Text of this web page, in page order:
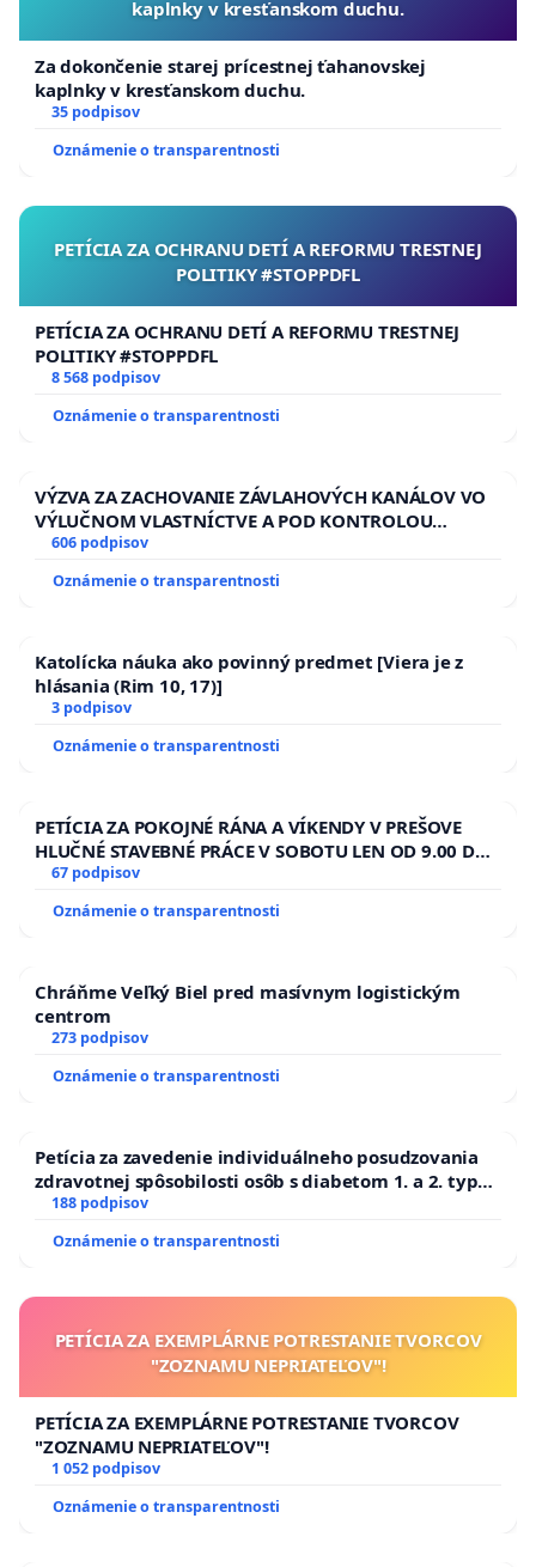
kaplnky v kresťanskom duchu.
Za dokončenie starej prícestnej ťahanovskej
kaplnky v kresťanskom duchu.
35 podpisov
Oznámenie o transparentnosti
PETÍCIA ZA OCHRANU DETÍ A REFORMU TRESTNEJ
POLITIKY #STOPPDFL
PETÍCIA ZA OCHRANU DETÍ A REFORMU TRESTNEJ
POLITIKY #STOPPDFL
8 568 podpisov
Oznámenie o transparentnosti
VÝZVA ZA ZACHOVANIE ZÁVLAHOVÝCH KANÁLOV VO
VÝLUČNOM VLASTNÍCTVE A POD KONTROLOU
SLOVENSKEJ REPUBLIKY & žiadosť na riešenie
zanedbaného stavu závlahových a odvodňovacích
kanálov na Slovensku
606 podpisov
Oznámenie o transparentnosti
Katolícka náuka ako povinný predmet [Viera je z
hlásania (Rim 10, 17)]
3 podpisov
Oznámenie o transparentnosti
PETÍCIA ZA POKOJNÉ RÁNA A VÍKENDY V PREŠOVE
HLUČNÉ STAVEBNÉ PRÁCE V SOBOTU LEN OD 9.00 DO
13.00 HOD., CEZ PRACOVNÝ TÝŽDEŇ CIEĽ 8.00 – 18.00
HOD. A PRAVIDELNÁ KONTROLA STAVBY C-AREA NA
ĎUMBIERSKEJ/MAGU
67 podpisov
Oznámenie o transparentnosti
Chráňme Veľký Biel pred masívnym logistickým
centrom
273 podpisov
Oznámenie o transparentnosti
Petícia za zavedenie individuálneho posudzovania
zdravotnej spôsobilosti osôb s diabetom 1. a 2. typu
pri prijímaní do Policajného zboru SR
188 podpisov
Oznámenie o transparentnosti
PETÍCIA ZA EXEMPLÁRNE POTRESTANIE TVORCOV
"ZOZNAMU NEPRIATEĽOV"!
PETÍCIA ZA EXEMPLÁRNE POTRESTANIE TVORCOV
"ZOZNAMU NEPRIATEĽOV"!
1 052 podpisov
Oznámenie o transparentnosti